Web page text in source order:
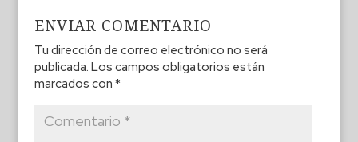
ENVIAR COMENTARIO
Tu dirección de correo electrónico no será
publicada. Los campos obligatorios están
marcados con *